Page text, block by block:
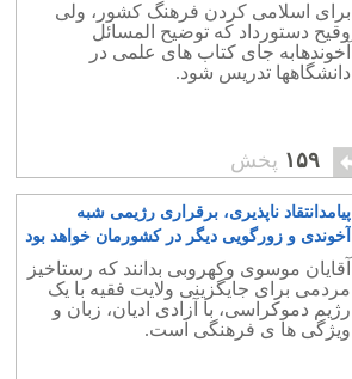
برای اسلامی کردن فرهنگ کشور، ولی
وقیح دستورداد که توضیح المسائل
آخوندهابه جای کتاب های علمی در
دانشگاهها تدریس شود.
۱۵۹ پخش
پیامدانتقاد ناپذیری، برقراری رژیمی شبه
آخوندی و زورگویی دیگر در کشورمان خواهد بود
آقایان موسوی وکهروبی بدانند که رستاخیز
مردمی برای جایگزینی ولایت فقیه با یک
رژیم دموکراسی، با آزادی ادیان، زبان و
ویژگی ها ی فرهنگی است.